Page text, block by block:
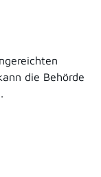
die Behörde